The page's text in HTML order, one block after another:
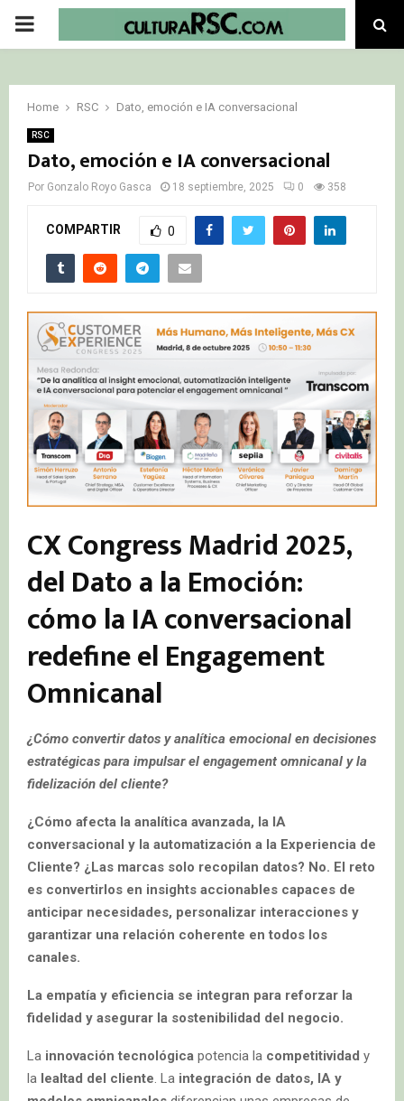
PRIMARY
Home RSC Dato, emoción e IA conversacional
RSC
Dato, emoción e IA conversacional
Por Gonzalo Royo Gasca 18 septiembre, 2025 0 358
COMPARTIR 0
CX Congress Madrid 2025,
del Dato a la Emoción:
cómo la IA conversacional
redefine el Engagement
Omnicanal
¿Cómo convertir datos y analítica emocional en decisiones
estratégicas para impulsar el engagement omnicanal y la
fidelización del cliente?
¿Cómo afecta la analítica avanzada, la IA
conversacional y la automatización a la Experiencia de
Cliente? ¿Las marcas solo recopilan datos? No. El reto
es convertirlos en insights accionables capaces de
anticipar necesidades, personalizar interacciones y
garantizar una relación coherente en todos los
canales.
La empatía y eficiencia se integran para reforzar la
fidelidad y asegurar la sostenibilidad del negocio.
La innovación tecnológica potencia la competitividad y
la lealtad del cliente. La integración de datos, IA y